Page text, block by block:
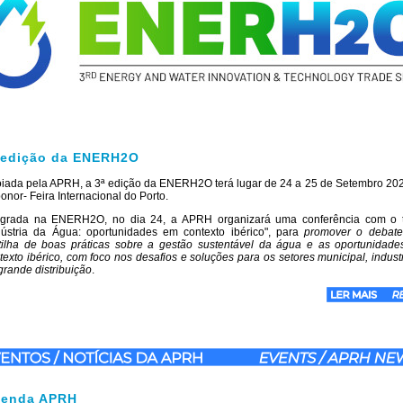
da ENERH2O
pela APRH, a 3ª edição da ENERH2O terá lugar de 24 a 25 de Setembro
Feira Internacional do Porto.
na ENERH2O, no dia 24, a APRH organizará uma conferência com o
da Água: oportunidades em contexto ibérico", para promover o
de boas práticas sobre a gestão sustentável da água e as
ibérico, com foco nos desafios e soluções para os setores municipal,
distribuição.
APRH